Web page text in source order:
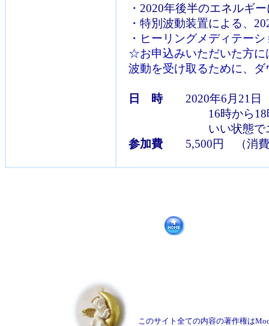
・2020年後半のエネルギー
・特別波動装置による、
・ ヒーリングメディテー
☆お申込みいただいた方に
波動を受け取るために、ダ
日 時2020年6月21日（
16時から18時にかけ
いい状態でエネルギ
参加費
5,500円 （消
このサイト全ての内容の著作権は